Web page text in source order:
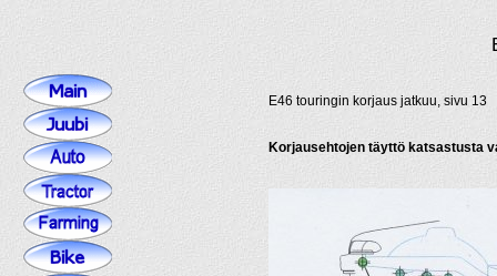
E46 touringin korjaus jatkuu, sivu 13
Korjausehtojen täyttö katsastusta